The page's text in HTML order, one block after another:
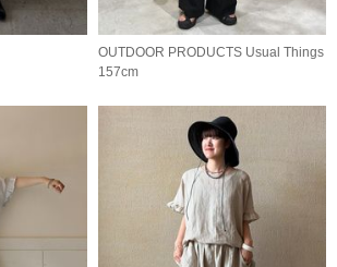
OUTDOOR PRODUCTS Usual Things
157cm